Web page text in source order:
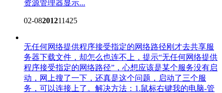
资源管理器显示...
02-08201211425
无任何网络提供程序接受指定的网络路径刚才去共享服
务器下载文件，却怎么也连不上，提示“无任何网络提供
程序接受指定的网络路径”，心想应该是某个服务没有启
动，网上搜了一下，还真是这个问题，启动了三个服
务，可以连接上了。解决方法：1.鼠标右键我的电脑-管